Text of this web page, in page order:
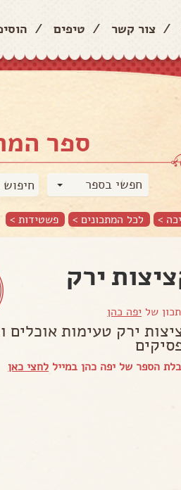
/ צור קשר / טיפים /
ספר
חפשי בספר
> לכל המתכונים > פשטידות >
ירק
של יפה כהן
ירק טעימות אוכלים
הספר של יפה כהן במייל לחצי כאן